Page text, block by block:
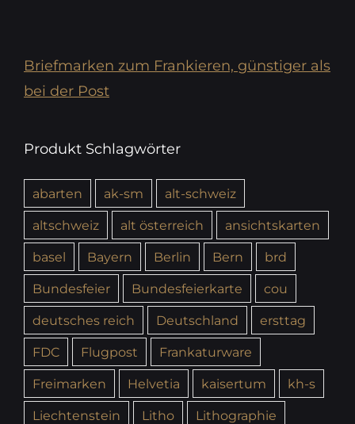
Briefmarken zum Frankieren, günstiger als
bei der Post
Produkt Schlagwörter
abarten ak-sm
alt-schweiz
altschweiz
alt österreich
ansichtskarten
basel
Bayern Berlin Bern
brd
Bundesfeier
Bundesfeierkarte
cou
deutsches reich
Deutschland
ersttag
FDC
Flugpost
Frankaturware
Freimarken
Helvetia kaisertum
kh-s
Liechtenstein
Litho
Lithographie